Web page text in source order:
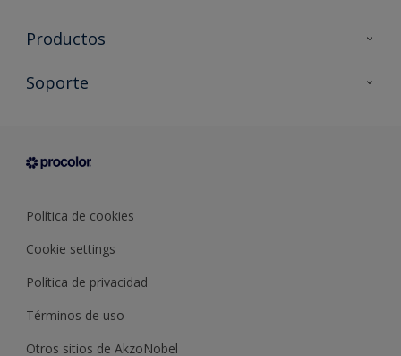
Productos
Todos los productos
Condiciones generales de venta
Soporte
Sobre Procolor
Política de cookies
Cookie settings
Política de privacidad
Términos de uso
Otros sitios de AkzoNobel